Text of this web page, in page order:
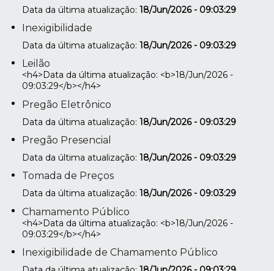
Data da última atualização:18/Jun/2026 - 09:03:29
Inexigibilidade
Data da última atualização:18/Jun/2026 - 09:03:29
Leilão
<h4>Data da última atualização: <b>18/Jun/2026 -
09:03:29</b></h4>
Pregão Eletrônico
Data da última atualização:18/Jun/2026 - 09:03:29
Pregão Presencial
Data da última atualização:18/Jun/2026 - 09:03:29
Tomada de Preços
Data da última atualização:18/Jun/2026 - 09:03:29
Chamamento Público
<h4>Data da última atualização: <b>18/Jun/2026 -
09:03:29</b></h4>
Inexigibilidade de Chamamento Público